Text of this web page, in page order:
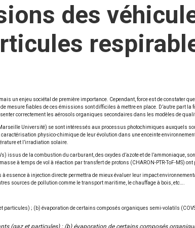
des
un enjeu sociétal de première importance. Cependant, force est de constater
mesure fiables de ces émissions sont difficiles à mettre en place. D’autre part
correctement les aérosols organiques secondaires dans les modèles de
Université) se sont intéressés aux processus photochimiques auxquels
physico-chimique de leur évolution dans une enceinte
et l’irradiation solaire.
issus de la combustion du carburant, des oxydes d’azote et de l’ammoniaque,
à temps de vol à réaction par transfert de protons (CHARON-PTR-ToF-MS)
essence à injection directe permettra de mieux évaluer leur impact
sources de pollution comme le transport maritime, le chauffage à bois, etc….
(gaz et particules) ; (b) évaporation de certains composés